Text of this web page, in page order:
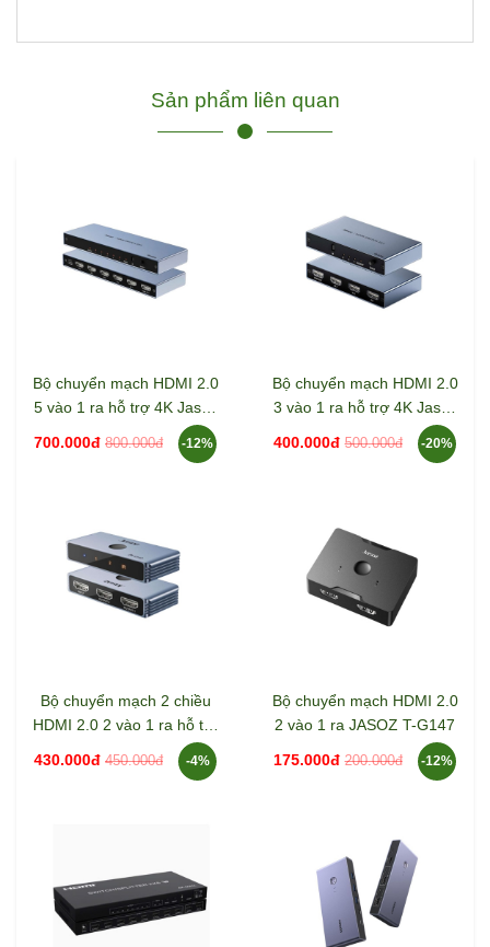
Sản phẩm liên quan
Bộ chuyển mạch HDMI 2.0
5 vào 1 ra hỗ trợ 4K Jasoz
700.000đ 800.000đ -12%
Bộ chuyển mạch HDMI 2.0
3 vào 1 ra hỗ trợ 4K Jasoz
400.000đ 500.000đ -20%
Bộ chuyển mạch 2 chiều
HDMI 2.0 2 vào 1 ra hỗ trợ
8K Jasoz T-G175
430.000đ 450.000đ -4%
Bộ chuyển mạch HDMI 2.0
2 vào 1 ra JASOZ T-G147
175.000đ 200.000đ -12%